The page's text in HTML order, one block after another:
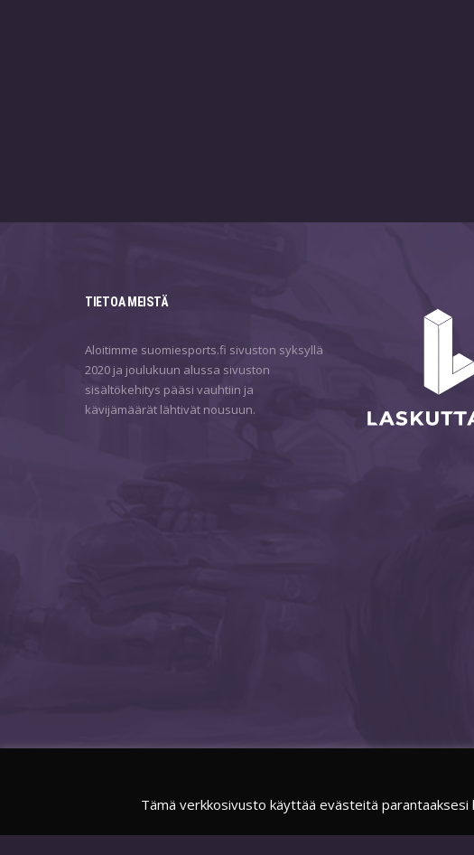
TIETOA MEISTÄ
Aloitimme suomiesports.fi sivuston syksyllä
2020 ja joulukuun alussa sivuston
sisältökehitys pääsi vauhtiin ja
kävijämäärät lähtivät nousuun.
FACEBOOK
Tämä verkkosivusto käyttää evästeitä